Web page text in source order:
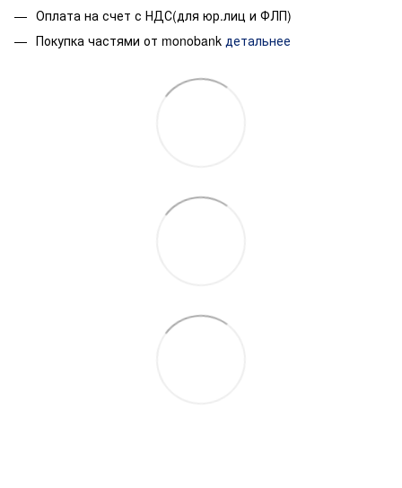
Оплата на счет с НДС(для юр.лиц и ФЛП)
Покупка частями от monobank детальнее